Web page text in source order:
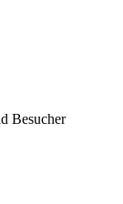
Besucher